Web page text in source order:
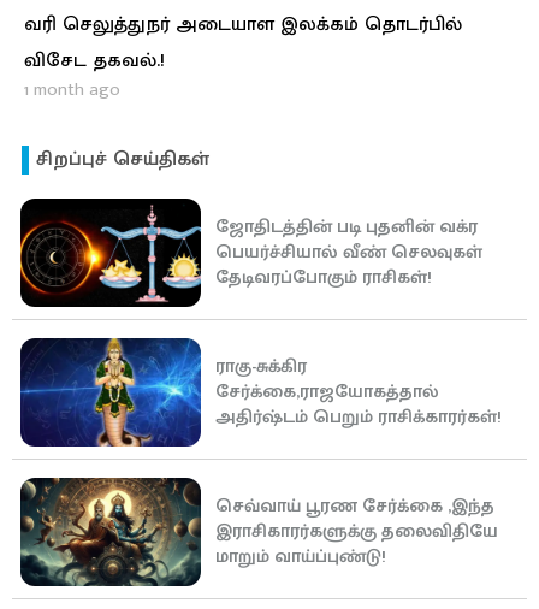
வரி செலுத்துநர் அடையாள இலக்கம் தொடர்பில்
விசேட தகவல்.!
1 month ago
சிறப்புச் செய்திகள்
ஜோதிடத்தின் படி புதனின் வக்ர
பெயர்ச்சியால் வீண் செலவுகள்
தேடிவரப்போகும் ராசிகள்!
ராகு-சுக்கிர
சேர்க்கை,ராஜயோகத்தால்
அதிர்ஷ்டம் பெறும் ராசிக்காரர்கள்!
செவ்வாய் பூரண சேர்க்கை ,இந்த
இராசிகாரர்களுக்கு தலைவிதியே
மாறும் வாய்ப்புண்டு!